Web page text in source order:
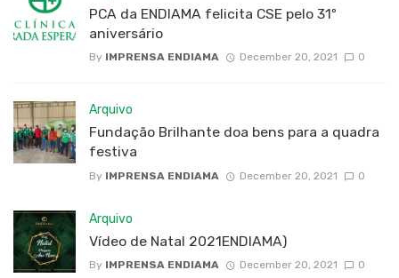
PCA da ENDIAMA felicita CSE pelo 31º
aniversário
By IMPRENSA ENDIAMA December 20, 2021 0
Arquivo
Fundação Brilhante doa bens para a quadra
festiva
By IMPRENSA ENDIAMA December 20, 2021 0
Arquivo
Vídeo de Natal 2021ENDIAMA)
By IMPRENSA ENDIAMA December 20, 2021 0